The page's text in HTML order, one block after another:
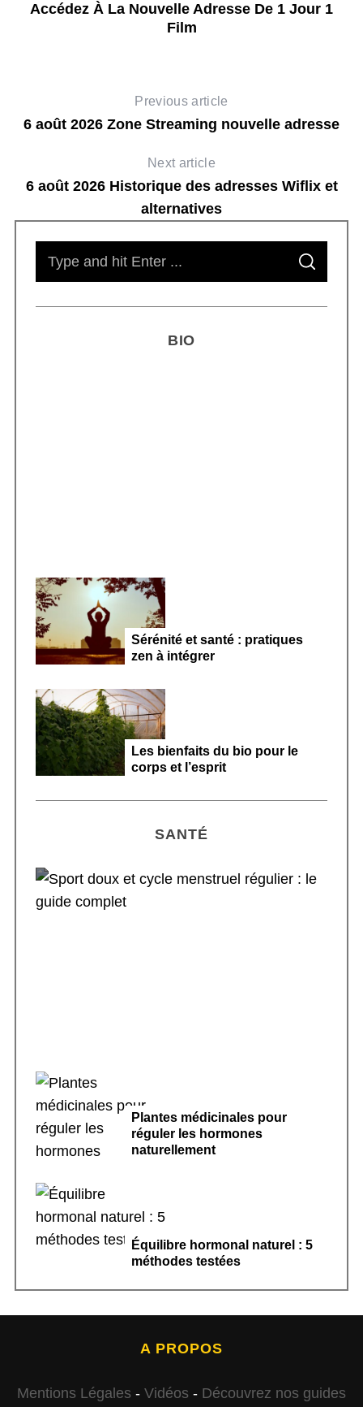
Accédez À La Nouvelle Adresse De 1 Jour 1
Film
Previous article
6 août 2026 Zone Streaming nouvelle adresse
Next article
6 août 2026 Historique des adresses Wiflix et
alternatives
S
A
C
BIO
Sérénité et santé : pratiques
zen à intégrer
Les bienfaits du bio pour le
corps et l’esprit
SANTÉ
Plantes médicinales pour
réguler les hormones
naturellement
Équilibre hormonal naturel : 5
méthodes testées
A PROPOS
Mentions Légales - Vidéos - Découvrez nos guides